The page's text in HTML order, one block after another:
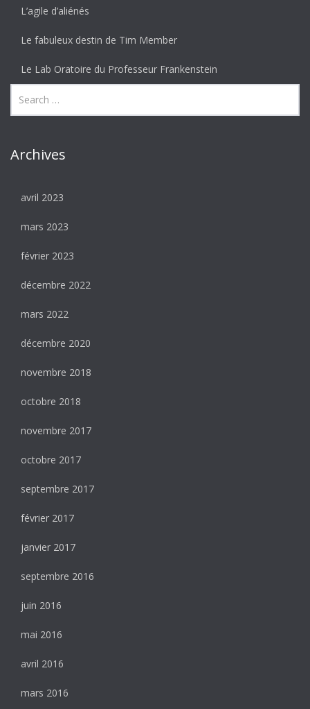
L’agile d’aliénés
Le fabuleux destin de Tim Member
Le Lab Oratoire du Professeur Frankenstein
Archives
avril 2023
mars 2023
février 2023
décembre 2022
mars 2022
décembre 2020
novembre 2018
octobre 2018
novembre 2017
octobre 2017
septembre 2017
février 2017
janvier 2017
septembre 2016
juin 2016
mai 2016
avril 2016
mars 2016